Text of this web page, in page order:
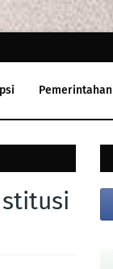
Pemerintahan